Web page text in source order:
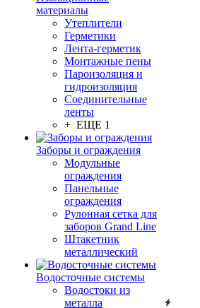
материалы
Утеплители
Герметики
Лента-герметик
Монтажные пены
Пароизоляция и
гидроизоляция
Соединительные
ленты
+ ЕЩЕ 1
Заборы и ограждения
Модульные
ограждения
Панельные
ограждения
Рулонная сетка для
заборов Grand Line
Штакетник
металлический
Водосточные системы
Водостоки из
металла